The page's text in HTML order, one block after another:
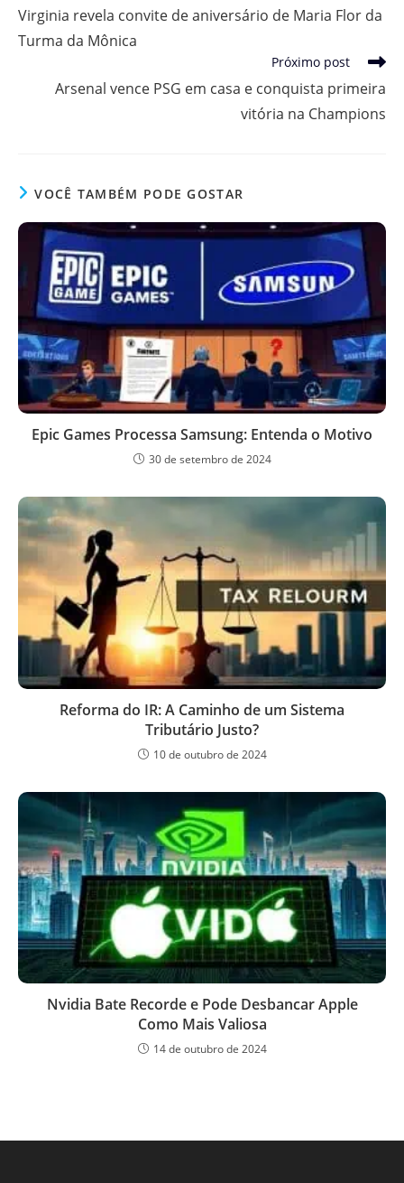
artigos
Virginia revela convite de aniversário de Maria Flor da
Turma da Mônica
Próximo post
Arsenal vence PSG em casa e conquista primeira
vitória na Champions
VOCÊ TAMBÉM PODE GOSTAR
Epic Games Processa Samsung: Entenda o Motivo
30 de setembro de 2024
Reforma do IR: A Caminho de um Sistema
Tributário Justo?
10 de outubro de 2024
Nvidia Bate Recorde e Pode Desbancar Apple
Como Mais Valiosa
14 de outubro de 2024